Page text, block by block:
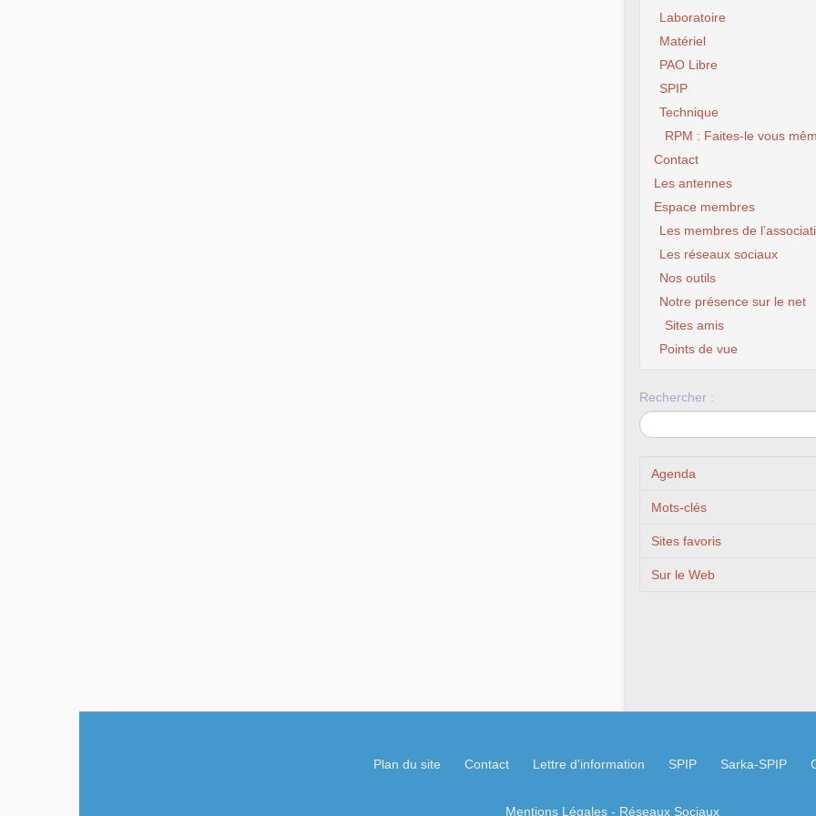
Laboratoire
Matériel
PAO Libre
SPIP
Technique
RPM : Faites-le vous
Contact
Les antennes
Espace membres
Les membres de
Les réseaux sociaux
Nos outils
Notre présence sur le net
Sites amis
Points de vue
Rechercher :
Agenda
Mots-clés
Sites favoris
Sur le Web
Plan du site Contact Lettre d'information SPIP Sarka-SPIP
Mentions Légales- Réseaux Sociaux